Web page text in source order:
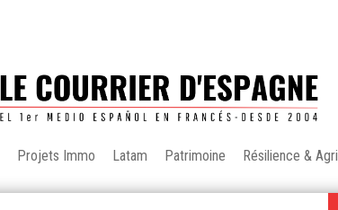
Projets Immo Latam Patrimoine Résilience & Agri